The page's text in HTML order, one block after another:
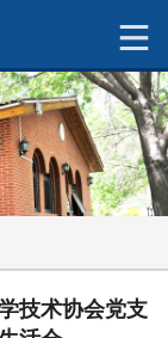
技术协会党支